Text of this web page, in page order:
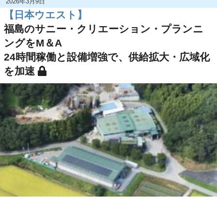
【日本ウエスト】
福島のサニー・クリエーション・プランニ
ングをM＆A
24時間稼働と設備増強で、供給拡大・広域化
を加速